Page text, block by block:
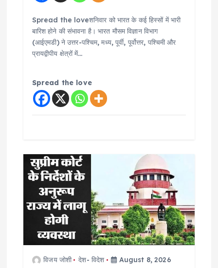
Spread the loveशनिवार को भारत के कई हिस्सों में भारी
बारिश होने की संभावना है। भारत मौसम विज्ञान विभाग
(आईएमडी) ने उत्तर-पश्चिम, मध्य, पूर्वी, पूर्वोत्तर, पश्चिमी और
प्रायद्वीपीय क्षेत्रों में…
Spread the love
विजय जोशी देश- विदेश August 8, 2026